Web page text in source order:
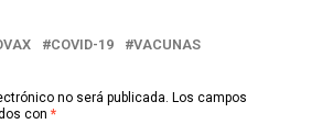
COVID-19 VACUNAS
no será publicada. Los campos
con *